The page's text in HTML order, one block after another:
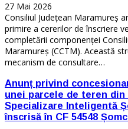
27 Mai 2026
Consiliul Județean Maramureș
primire a cererilor de înscriere
completării componenței
Maramureș (CCTM). Această
mecanism de consultare…
Anunț privind
unei parcele de teren din
Specializare Inteligentă
înscrisă în CF 54548